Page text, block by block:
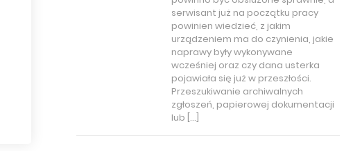
serwisant już na początku pracy
powinien wiedzieć, z jakim
urządzeniem ma do czynienia, jakie
naprawy były wykonywane
wcześniej oraz czy dana usterka
pojawiała się już w przeszłości.
Przeszukiwanie archiwalnych
zgłoszeń, papierowej dokumentacji
lub […]